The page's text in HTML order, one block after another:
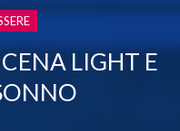
LIGHT E